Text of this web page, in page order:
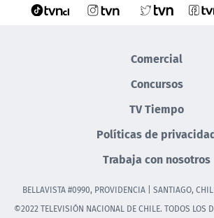
Comercial
Concursos
TV Tiempo
Políticas de
Trabaja con nosotros
BELLAVISTA #0990, PROVIDENCIA | SANTIAGO,
©2022 TELEVISIÓN NACIONAL DE CHILE. TODOS LOS